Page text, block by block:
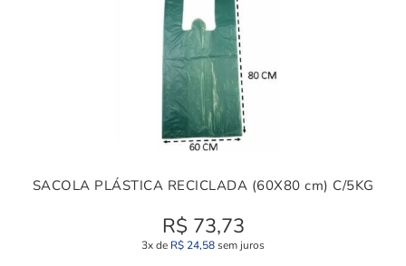
SACOLA PLÁSTICA RECICLADA (60X80 cm) C/5KG
R$ 73,73
3x de R$ 24,58sem juros